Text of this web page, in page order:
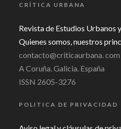
CRÍTICA URBANA
Revista de Estudios Urbanos
Quienes somos, nuestros
contacto@criticaurbana. com
A Coruña. Galicia. España
ISSN 2605-3276
POLITICA DE PRIVACIDAD